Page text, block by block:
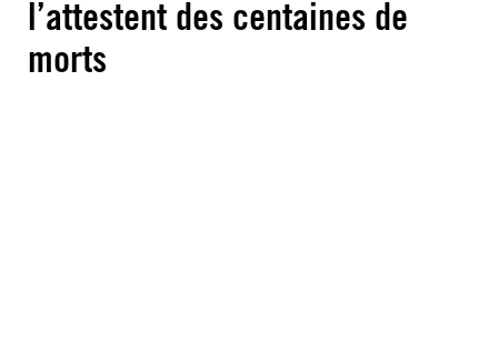
l’attestent des centaines de
morts